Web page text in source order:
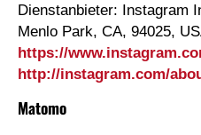
Dienstanbieter: Instagram
Menlo Park, CA, 94025,
https://
http://instagram.com/
Matomo